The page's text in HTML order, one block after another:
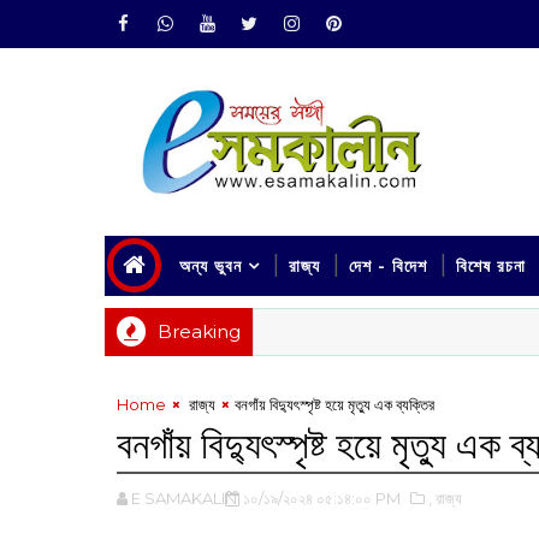
অন্য ভুবন রাজ্য দেশ - বিদেশ বিশেষ রচনা
Breaking
Home ‌ রাজ্য বনগাঁয় বিদ্যুৎস্পৃষ্ট হয়ে মৃত্যু এক ব্যক্তির
বনগাঁয় বিদ্যুৎস্পৃষ্ট হয়ে মৃত্যু এক
E SAMAKALIN ১০/১৯/২০২৪ ০৫:১৪:০০ PM ,‌ রাজ্য